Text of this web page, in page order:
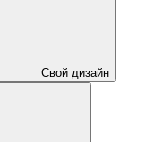
Свой дизайн